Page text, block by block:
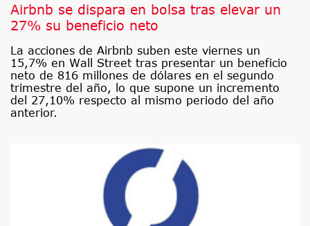
Airbnb se dispara en bolsa tras elevar un
27% su beneficio neto
La acciones de Airbnb suben este viernes un
15,7% en Wall Street tras presentar un beneficio
neto de 816 millones de dólares en el segundo
trimestre del año, lo que supone un incremento
del 27,10% respecto al mismo periodo del año
anterior.